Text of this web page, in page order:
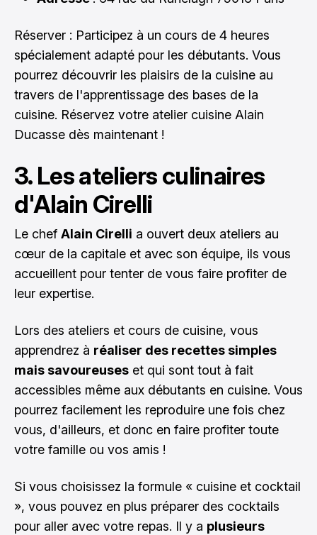
Réserver : Participez à un cours de 4 heures
spécialement adapté pour les débutants. Vous
pourrez découvrir les plaisirs de la cuisine au
travers de l'apprentissage des bases de la
cuisine. Réservez votre atelier cuisine Alain
Ducasse dès maintenant !
3. Les ateliers culinaires
d'Alain Cirelli
Le chef Alain Cirelli a ouvert deux ateliers au
cœur de la capitale et avec son équipe, ils vous
accueillent pour tenter de vous faire profiter de
leur expertise.
Lors des ateliers et cours de cuisine, vous
apprendrez à réaliser des recettes simples
mais savoureuses et qui sont tout à fait
accessibles même aux débutants en cuisine. Vous
pourrez facilement les reproduire une fois chez
vous, d'ailleurs, et donc en faire profiter toute
votre famille ou vos amis !
Si vous choisissez la formule « cuisine et cocktail
», vous pouvez en plus préparer des cocktails
pour aller avec votre repas. Il y a plusieurs